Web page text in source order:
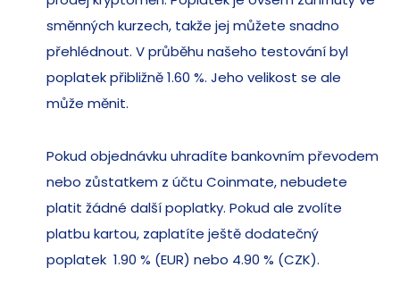
směnných kurzech, takže jej můžete snadno
přehlédnout. V průběhu našeho testování byl
poplatek přibližně 1.60 %. Jeho velikost se ale
může měnit.
Pokud objednávku uhradíte bankovním převodem
nebo zůstatkem z účtu Coinmate, nebudete
platit žádné další poplatky. Pokud ale zvolíte
platbu kartou, zaplatíte ještě dodatečný
poplatek 1.90 % (EUR) nebo 4.90 % (CZK).